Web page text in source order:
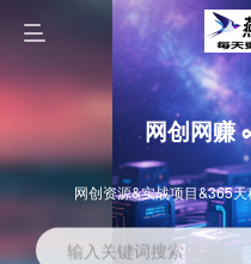
网创网赚
网创资源&实战项目&365
输入关键词搜索